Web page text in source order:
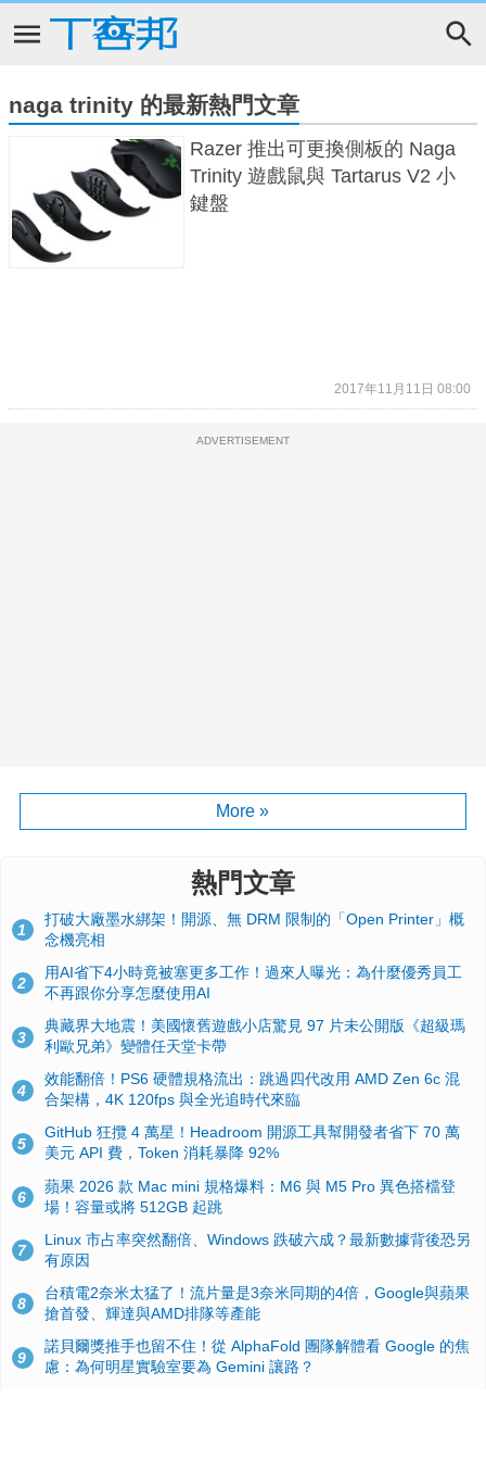
naga trinity 的最新熱門文章
Razer 推出可更換側板的 Naga
Trinity 遊戲鼠與 Tartarus V2 小
鍵盤
2017年11月11日 08:00
ADVERTISEMENT
More »
熱門文章
1
打破大廠墨水綁架！開源、無 DRM 限制的「Open Printer」概
念機亮相
2
用AI省下4小時竟被塞更多工作！過來人曝光：為什麼優秀員工
不再跟你分享怎麼使用AI
3
典藏界大地震！美國懷舊遊戲小店驚見 97 片未公開版《超級瑪
利歐兄弟》變體任天堂卡帶
4
效能翻倍！PS6 硬體規格流出：跳過四代改用 AMD Zen 6c 混
合架構，4K 120fps 與全光追時代來臨
5
GitHub 狂攬 4 萬星！Headroom 開源工具幫開發者省下 70 萬
美元 API 費，Token 消耗暴降 92%
6
蘋果 2026 款 Mac mini 規格爆料：M6 與 M5 Pro 異色搭檔登
場！容量或將 512GB 起跳
7
Linux 市占率突然翻倍、Windows 跌破六成？最新數據背後恐另
有原因
8
台積電2奈米太猛了！流片量是3奈米同期的4倍，Google與蘋果
搶首發、輝達與AMD排隊等產能
9
諾貝爾獎推手也留不住！從 AlphaFold 團隊解體看 Google 的焦
慮：為何明星實驗室要為 Gemini 讓路？